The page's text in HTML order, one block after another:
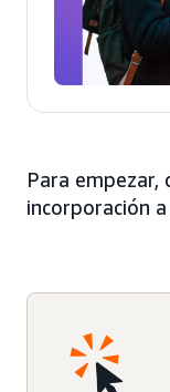
Para empezar,
incorporación